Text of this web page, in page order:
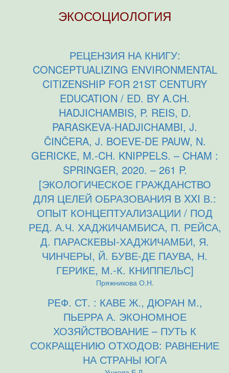
ЭКОСОЦИОЛОГИЯ
РЕЦЕНЗИЯ НА КНИГУ:
CONCEPTUALIZING ENVIRONMENTAL
CITIZENSHIP FOR 21ST CENTURY
EDUCATION / ED. BY A.CH.
HADJICHAMBIS, P. REIS, D.
PARASKEVA-HADJICHAMBI, J.
ČINČERA, J. BOEVE-DE PAUW, N.
GERICKE, M.-CH. KNIPPELS. – CHAM :
SPRINGER, 2020. – 261 P.
[ЭКОЛОГИЧЕСКОЕ ГРАЖДАНСТВО
ДЛЯ ЦЕЛЕЙ ОБРАЗОВАНИЯ В XXI В.:
ОПЫТ КОНЦЕПТУАЛИЗАЦИИ / ПОД
РЕД. А.Ч. ХАДЖИЧАМБИСА, П. РЕЙСА,
Д. ПАРАСКЕВЫ-ХАДЖИЧАМБИ, Я.
ЧИНЧЕРЫ, Й. БУВЕ-ДЕ ПАУВА, Н.
ГЕРИКЕ, М.-К. КНИППЕЛЬС]
Пряжникова О.Н.
РЕФ. СТ. : КАВЕ Ж., ДЮРАН М.,
ПЬЕРРА А. ЭКОНОМНОЕ
ХОЗЯЙСТВОВАНИЕ – ПУТЬ К
СОКРАЩЕНИЮ ОТХОДОВ: РАВНЕНИЕ
НА СТРАНЫ ЮГА